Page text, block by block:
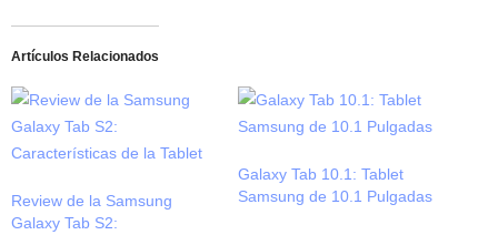
Artículos Relacionados
Review de la Samsung
Galaxy Tab S2:
Galaxy Tab 10.1: Tablet
Samsung de 10.1 Pulgadas